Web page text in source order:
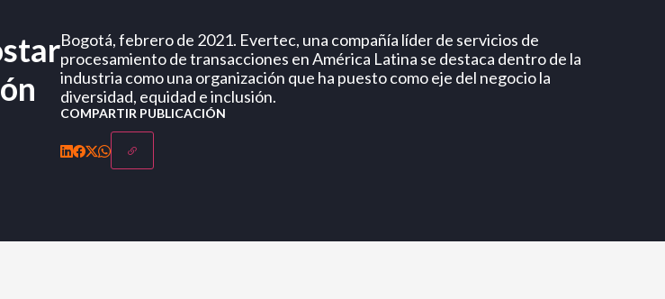
Bogotá, febrero de 2021. Evertec, una compañía líder de servicios de
procesamiento de transacciones en América Latina se destaca dentro de la
industria como una organización que ha puesto como eje del negocio la
diversidad, equidad e inclusión.
COMPARTIR PUBLICACIÓN